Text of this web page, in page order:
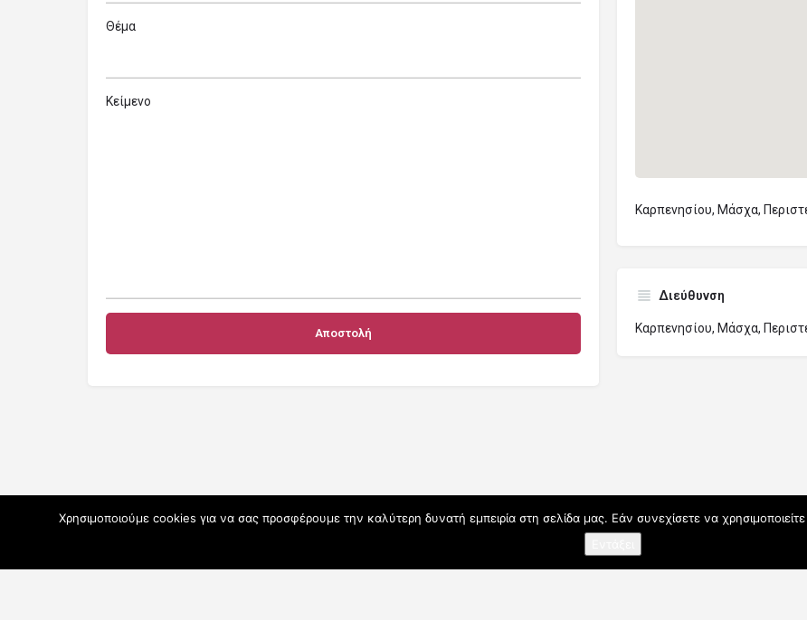
Θέμα
Κείμενο
Καρπενησίου, Μάσχα,
Διεύθυνση
Καρπενησίου, Μάσχα,
Χρησιμοποιούμε cookies για να σας προσφέρουμε την καλύτερη δυνατή εμπειρία στη σελίδα μας. Εάν συνεχίσετε να